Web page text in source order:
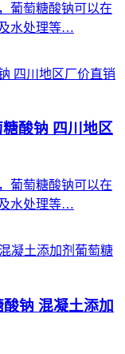
葡萄糖酸钠可以在
水处理等…
四川地区厂价直销
酸钠 四川地区
葡萄糖酸钠可以在
水处理等…
混凝土添加剂葡萄糖
钠 混凝土添加